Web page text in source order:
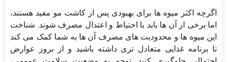
اگرچه اکثر میوه ها برای بهبودی پس از کاشت مو مفید هستند،
اما برخی از آن ها باید با احتیاط و اعتدال مصرف شوند. شناخت
این میوه ها و محدودیت های مصرف آن ها به شما کمک می کند
تا برنامه غذایی متعادل تری داشته باشید و از بروز عوارض